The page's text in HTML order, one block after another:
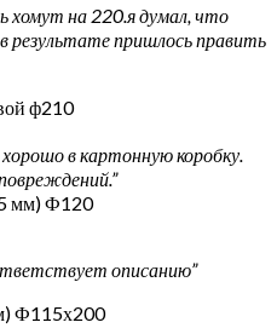
хомут на 220.я думал, что
результате пришлось править
ф210
в картонную коробку.
мм) Ф120
описанию”
Ф115х200